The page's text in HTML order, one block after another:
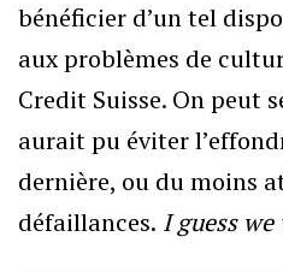
bénéficier d’un tel
aux problèmes de
Credit Suisse. On peut
aurait pu éviter
dernière, ou du moins
défaillances. I guess